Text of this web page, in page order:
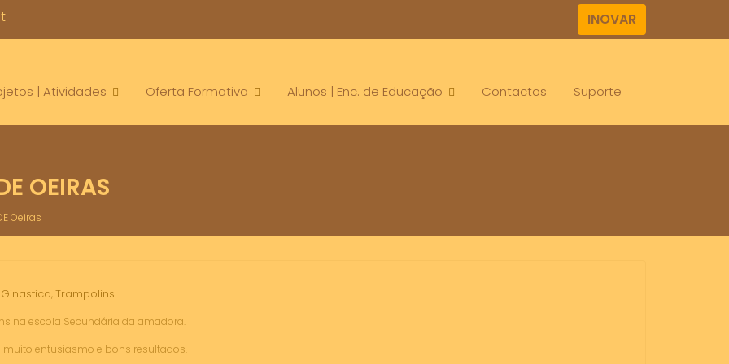
INOVAR
| Atividades Oferta Formativa Alunos | Enc. de Educação Contactos Suporte
OEIRAS
Oeiras
Ginastica,Trampolins
na escola Secundária da amadora.
entusiasmo e bons resultados.